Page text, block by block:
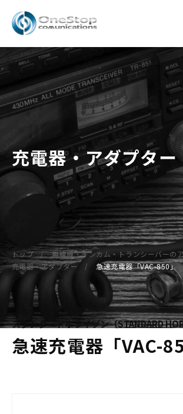
充電器・アダプター
トップ
無線機・インカム・トランシーバーの
充電器・アダプター
急速充電器「VAC-850」
スタンダードホライゾン（STANDARD
急速充電器「VAC-